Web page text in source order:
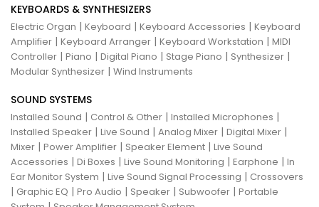
KEYBOARDS & SYNTHESIZERS
Electric Organ | Keyboard | Keyboard Accessories | Keyboard
Amplifier | Keyboard Arranger | Keyboard Workstation | MIDI
Controller | Piano | Digital Piano | Stage Piano | Synthesizer |
Modular Synthesizer | Wind Instruments
SOUND SYSTEMS
Installed Sound | Control & Other | Installed Microphones |
Installed Speaker | Live Sound | Analog Mixer | Digital Mixer |
Mixer | Power Amplifier | Speaker Element | Live Sound
Accessories | Di Boxes | Live Sound Monitoring | Earphone | In
Ear Monitor System | Live Sound Signal Processing | Crossovers
| Graphic EQ | Pro Audio | Speaker | Subwoofer | Portable